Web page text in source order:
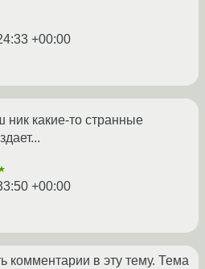
+00:00
ник какие-то странные
+00:00
комментарии в эту тему. Тема